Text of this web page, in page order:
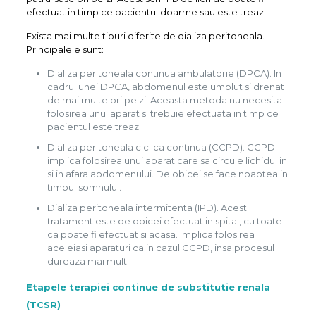
efectuat in timp ce pacientul doarme sau este treaz.
Exista mai multe tipuri diferite de dializa peritoneala.
Principalele sunt:
Dializa peritoneala continua ambulatorie (DPCA). In
cadrul unei DPCA, abdomenul este umplut si drenat
de mai multe ori pe zi. Aceasta metoda nu necesita
folosirea unui aparat si trebuie efectuata in timp ce
pacientul este treaz.
Dializa peritoneala ciclica continua (CCPD). CCPD
implica folosirea unui aparat care sa circule lichidul in
si in afara abdomenului. De obicei se face noaptea in
timpul somnului.
Dializa peritoneala intermitenta (IPD). Acest
tratament este de obicei efectuat in spital, cu toate
ca poate fi efectuat si acasa. Implica folosirea
aceleiasi aparaturi ca in cazul CCPD, insa procesul
dureaza mai mult.
Etapele terapiei continue de substitutie renala
(TCSR)